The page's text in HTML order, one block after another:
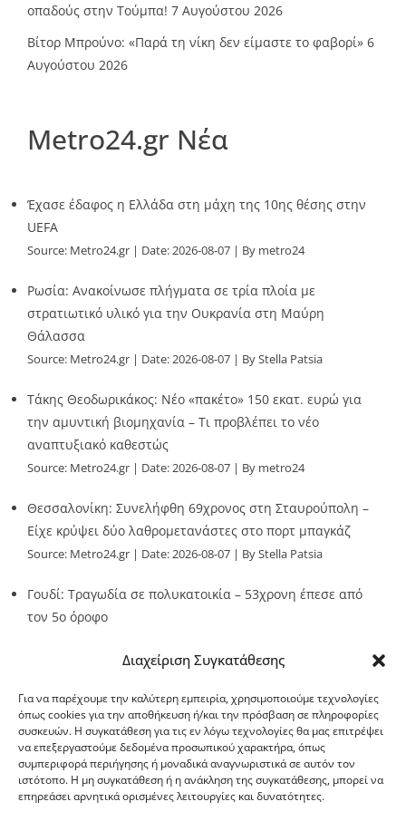
Διαχείριση Συγκατάθεσης
Για να παρέχουμε την καλύτερη εμπειρία, χρησιμοποιούμε τεχνολογίες
όπως cookies για την αποθήκευση ή/και την πρόσβαση σε πληροφορίες
συσκευών. Η συγκατάθεση για τις εν λόγω τεχνολογίες θα μας επιτρέψει
να επεξεργαστούμε δεδομένα προσωπικού χαρακτήρα, όπως
συμπεριφορά περιήγησης ή μοναδικά αναγνωριστικά σε αυτόν τον
ιστότοπο. Η μη συγκατάθεση ή η ανάκληση της συγκατάθεσης, μπορεί να
επηρεάσει αρνητικά ορισμένες λειτουργίες και δυνατότητες.
οπαδούς στην Τούμπα! 7 Αυγούστου 2026
Βίτορ Μπρούνο: «Παρά τη νίκη δεν είμαστε το φαβορί» 6
Αυγούστου 2026
Metro24.gr Νέα
Έχασε έδαφος η Ελλάδα στη μάχη της 10ης θέσης στην
UEFA
Source: Metro24.gr Date: 2026-08-07 By metro24
Ρωσία: Ανακοίνωσε πλήγματα σε τρία πλοία με
στρατιωτικό υλικό για την Ουκρανία στη Μαύρη
Θάλασσα
Source: Metro24.gr Date: 2026-08-07 By Stella Patsia
Τάκης Θεοδωρικάκος: Νέο «πακέτο» 150 εκατ. ευρώ για
την αμυντική βιομηχανία – Τι προβλέπει το νέο
αναπτυξιακό καθεστώς
Source: Metro24.gr Date: 2026-08-07 By metro24
Θεσσαλονίκη: Συνελήφθη 69χρονος στη Σταυρούπολη –
Είχε κρύψει δύο λαθρομετανάστες στο πορτ μπαγκάζ
Source: Metro24.gr Date: 2026-08-07 By Stella Patsia
Γουδί: Τραγωδία σε πολυκατοικία – 53χρονη έπεσε από
τον 5ο όροφο
G-point.gr